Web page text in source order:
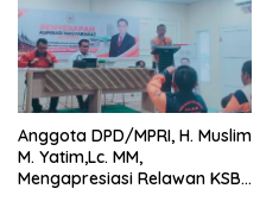
Anggota DPD/MPRI, H. Muslim
M. Yatim,Lc. MM,
Mengapresiasi Relawan KSB